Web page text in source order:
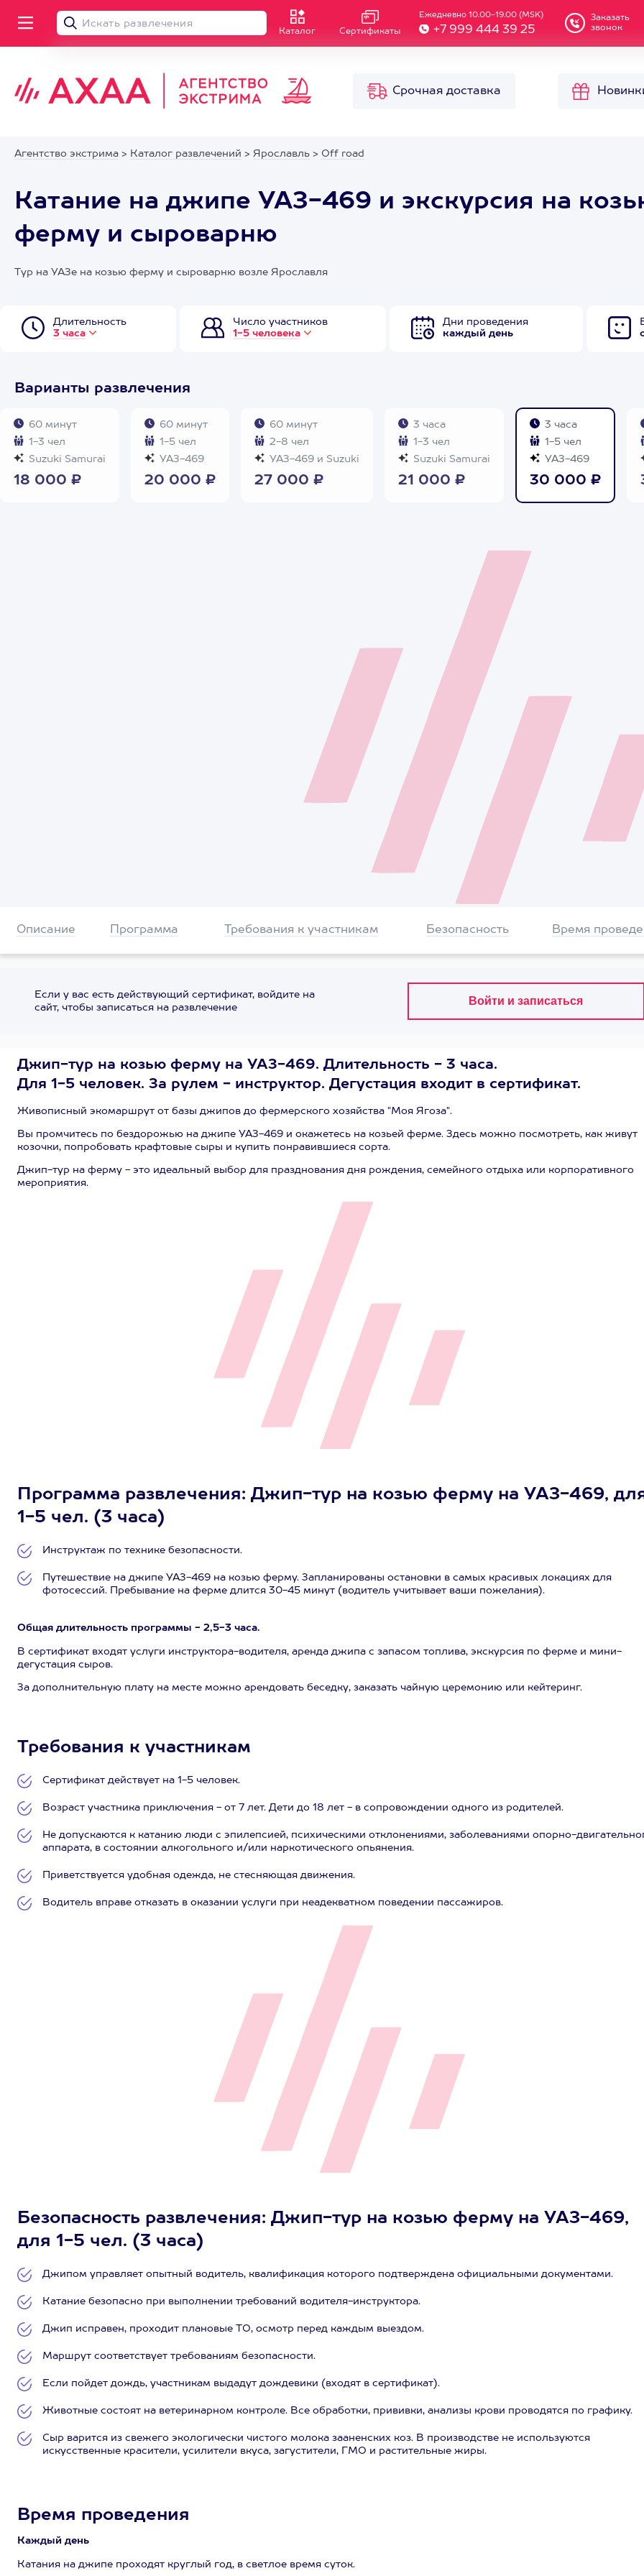
Каталог Сертификаты
Ежедневно 10.00-19.00 (MSK)
+7 999 444 39 25
Заказать
звонок
Срочная доставка
Агентство экстрима > Каталог развлечений > Ярославль > Off road
Катание на джипе УАЗ-469 и экскурсия на
ферму и сыроварню
Тур на УАЗе на козью ферму и сыроварню возле Ярославля
Длительность
3 часа
Число участников
1-5 человека
Дни проведения
каждый день
Варианты развлечения
60 минут
1-3 чел
Suzuki Samurai
18 000 ₽
60 минут
1-5 чел
УАЗ-469
20 000 ₽
60 минут
2-8 чел
УАЗ-469 и Suzuki
27 000 ₽
3 часа
1-3 чел
Suzuki Samurai
21 000 ₽
3 часа
1-5 чел
УАЗ-469
30 000 ₽
Описание Программа Требования к участникам Безопасность Время
Если у вас есть действующий сертификат, войдите на
сайт, чтобы записаться на развлечение
Джип-тур на козью ферму на УАЗ-469. Длительность - 3 часа.
Для 1-5 человек. За рулем - инструктор. Дегустация входит в сертификат.
Живописный экомаршрут от базы джипов до фермерского хозяйства "Моя Ягоза".
Вы промчитесь по бездорожью на джипе УАЗ-469 и окажетесь на козьей ферме. Здесь можно посмотреть, как живут
козочки, попробовать крафтовые сыры и купить понравившиеся сорта.
Джип-тур на ферму - это идеальный выбор для празднования дня рождения, семейного отдыха или корпоративного
мероприятия.
Программа развлечения: Джип-тур на козью ферму на УАЗ-469,
1-5 чел. (3 часа)
Инструктаж по технике безопасности.
Путешествие на джипе УАЗ-469 на козью ферму. Запланированы остановки в самых красивых локациях для
фотосессий. Пребывание на ферме длится 30-45 минут (водитель учитывает ваши пожелания).
Общая длительность программы - 2,5-3 часа.
В сертификат входят услуги инструктора-водителя, аренда джипа с запасом топлива, экскурсия по ферме и мини-
дегустация сыров.
За дополнительную плату на месте можно арендовать беседку, заказать чайную церемонию или кейтеринг.
Требования к участникам
Сертификат действует на 1-5 человек.
Возраст участника приключения - от 7 лет. Дети до 18 лет - в сопровождении одного из родителей.
Не допускаются к катанию люди с эпилепсией, психическими отклонениями, заболеваниями опорно-
аппарата, в состоянии алкогольного и/или наркотического опьянения.
Приветствуется удобная одежда, не стесняющая движения.
Водитель вправе отказать в оказании услуги при неадекватном поведении пассажиров.
Безопасность развлечения: Джип-тур на козью ферму на УАЗ-469,
для 1-5 чел. (3 часа)
Джипом управляет опытный водитель, квалификация которого подтверждена официальными документами.
Катание безопасно при выполнении требований водителя-инструктора.
Джип исправен, проходит плановые ТО, осмотр перед каждым выездом.
Маршрут соответствует требованиям безопасности.
Если пойдет дождь, участникам выдадут дождевики (входят в сертификат).
Животные состоят на ветеринарном контроле. Все обработки, прививки, анализы крови проводятся по графику.
Сыр варится из свежего экологически чистого молока зааненских коз. В производстве не используются
искусственные красители, усилители вкуса, загустители, ГМО и растительные жиры.
Время проведения
Каждый день
Катания на джипе проходят круглый год, в светлое время суток.